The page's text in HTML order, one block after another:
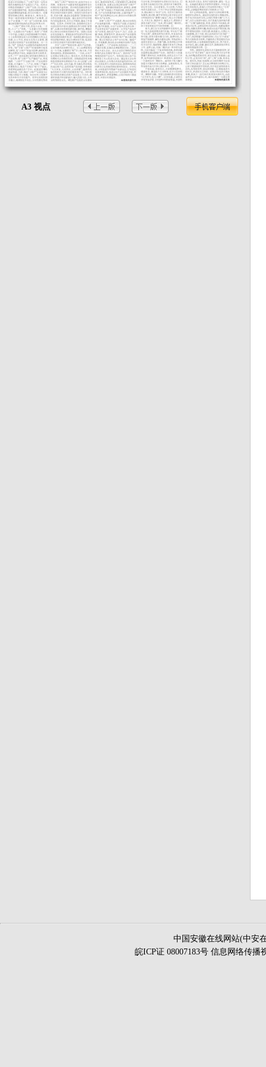
A3 视点
中国安徽在线网站(中安
皖ICP证 08007183号 信息网络传播